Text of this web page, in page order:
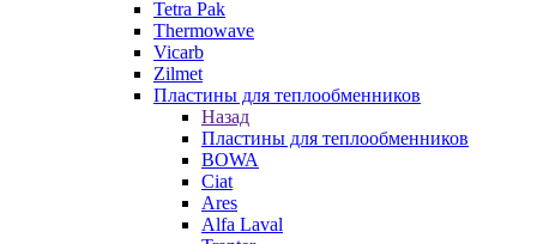
Tetra Pak
Thermowave
Vicarb
Zilmet
Пластины для теплообменников
Назад
Пластины для теплообменников
BOWA
Ciat
Ares
Alfa Laval